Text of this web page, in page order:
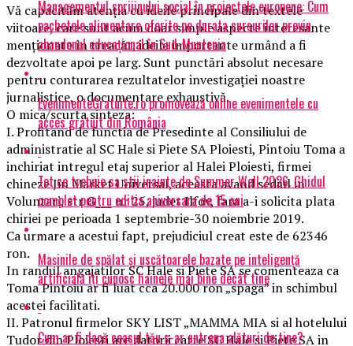
Vă capacităm atenția cu ideile principale din textele
viitoare, care sunt acum doar simple aspecte interesante
menţionate în treacăt, ideile importante urmând a fi
dezvoltate apoi pe larg. Sunt punctări absolut necesare
pentru conturarea rezultatelor investigației noastre
jurnalistice, o documentare exhaustivă.
O mica/scurta sinteza:
I. Profitand de functia de Presedinte al Consiliului de
administratie al SC Hale si Piete SA Ploiesti, Pintoiu Toma a
inchiriat intregul etaj superior al Halei Ploiesti, firmei
chineze Jin Market Universal, aceasta avand sediul in
Voluntari, str G___ nr 25, judet Ilfov, fara a-i solicita plata
chiriei pe perioada 1 septembrie-30 noiembrie 2019.
Ca urmare a acestui fapt, prejudiciul creat este de 62346
ron.
In randul angajatilor SC Hale si Piete SA se comenteaza ca
Toma Pintoiu ar fi luat cca 20.000 ron „spaga” in schimbul
acestei facilitati.
II. Patronul firmelor SKY LIST „MAMMA MIA si al hotelului
Tudor din Ploiesti are datorii catre SC Hale si Piete SA in
Managementul sprijinului social în proiectele europene: Cum
pachetele alimentare oferite pe durata cursurilor previn
abandonul educațional în Sud-Muntenia
EvenimenteGratuite.ro promovează online evenimentele cu
acces gratuit din România
Tot ce trebuie sa stii inainte de Summer Well 2026. Ghidul
complet pentru editia aniversara de 15 ani
Mașinile de spălat și uscătoarele bazate pe inteligență
artificială îți cunosc hainele mai bine decât tine
Cum ar fi dacă ceasul tău s-ar antrena alături de tine?